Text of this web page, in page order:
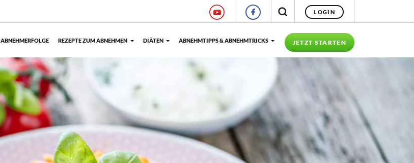
LOGIN
JETZT STARTEN
ABNEHMERFOLGE REZEPTE ZUM ABNEHMEN DIÄTEN ABNEHMTIPPS & ABNEHMTRICKS